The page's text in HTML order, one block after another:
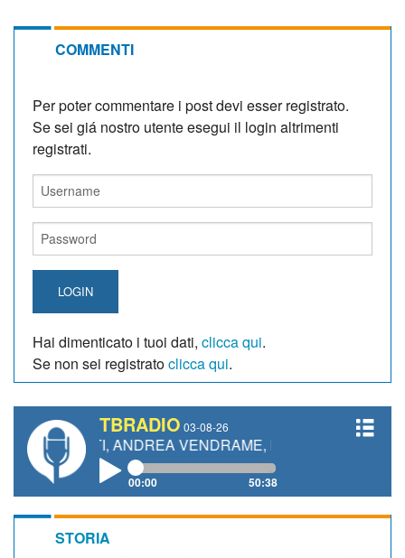
COMMENTI
Per poter commentare i post devi esser registrato.
Se sei giá nostro utente esegui il login altrimenti
registrati.
LOGIN
Hai dimenticato i tuoi dati, clicca qui.
Se non sei registratoclicca qui.
TBRADIO 03-08-26
ANDREA VENDRAME, FILIPPO FIORELLI
00:00 50:38
STORIA